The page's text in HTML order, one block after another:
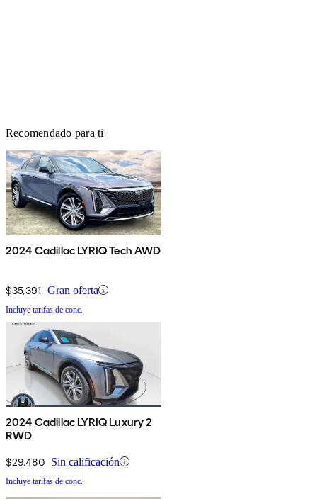
Recomendado para ti
2024 Cadillac LYRIQ Tech AWD
$35,391 Gran oferta
Incluye tarifas de conc.
2024 Cadillac LYRIQ Luxury 2
RWD
$29,480 Sin calificación
Incluye tarifas de conc.